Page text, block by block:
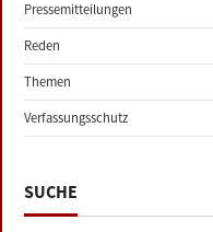
Pressemitteilungen
Reden
Themen
Verfassungsschutz
SUCHE